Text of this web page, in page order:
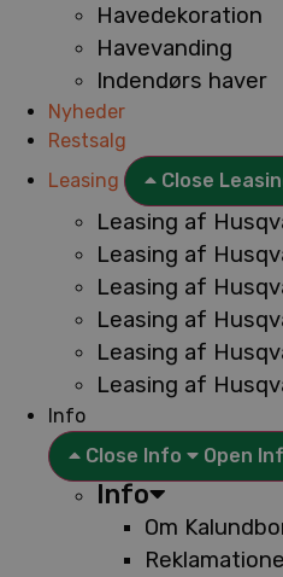
Havedekoration
Havevanding
Indendørs haver
Nyheder
Restsalg
Leasing
Close
Leasing af
Leasing af
Leasing af
Leasing af
Leasing af
Leasing af
Info
Close Info
Open
Info
Om